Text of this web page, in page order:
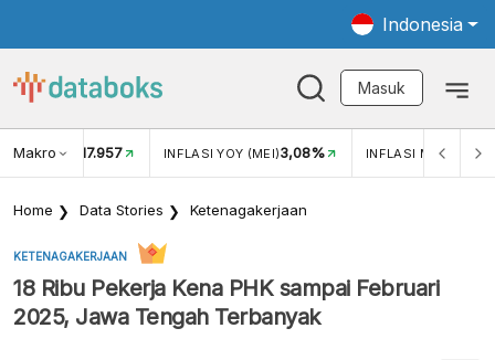
Indonesia
Masuk
Makro
USD/IDR 17.957 INFLASI YOY (MEI)3,08% INFLASI MOM (MEI)
Home Data Stories Ketenagakerjaan
KETENAGAKERJAAN
18 Ribu Pekerja Kena PHK sampai Februari
2025, Jawa Tengah Terbanyak